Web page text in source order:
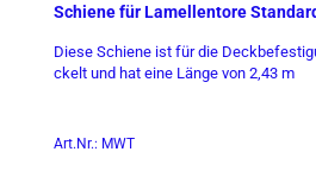
Schie­ne für La­mel­len­to­re
Diese Schie­ne ist für die
ckelt und hat eine Länge von 2,43 m
Art.Nr.: MWT